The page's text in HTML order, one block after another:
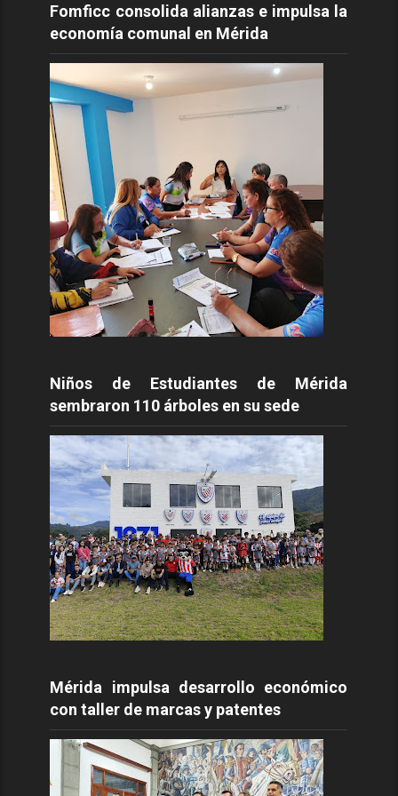
Fomficc consolida alianzas e impulsa la
economía comunal en Mérida
Niños de Estudiantes de Mérida
sembraron 110 árboles en su sede
Mérida impulsa desarrollo económico
con taller de marcas y patentes